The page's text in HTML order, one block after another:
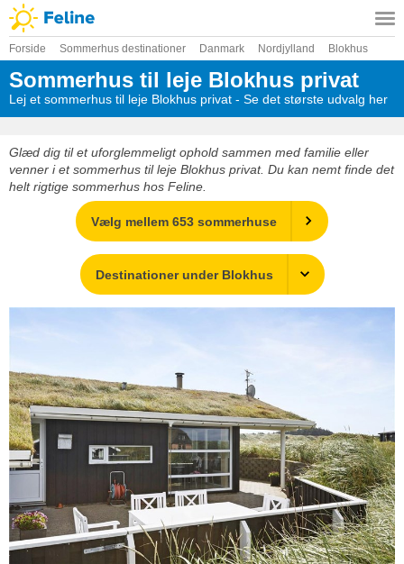
Forside Sommerhus destinationer Danmark Nordjylland Blokhus
Sommerhus til leje Blokhus privat
Lej et sommerhus til leje Blokhus privat - Se det største udvalg her
Glæd dig til et uforglemmeligt ophold sammen med familie eller
venner i et sommerhus til leje Blokhus privat. Du kan nemt finde det
helt rigtige sommerhus hos Feline.
Vælg mellem 653 sommerhuse
Destinationer under Blokhus